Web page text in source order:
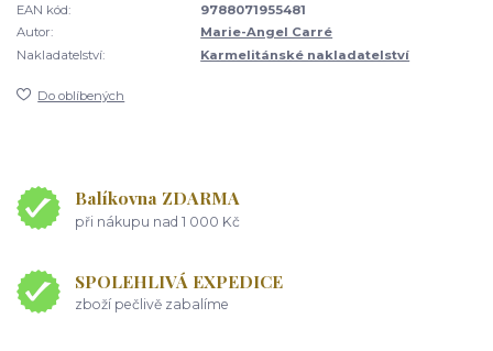
EAN kód:
9788071955481
Autor:
Marie-Angel Carré
Nakladatelství:
Karmelitánské nakladatelství
Do oblíbených
Balíkovna ZDARMA
při nákupu nad 1 000 Kč
SPOLEHLIVÁ EXPEDICE
zboží pečlivě zabalíme